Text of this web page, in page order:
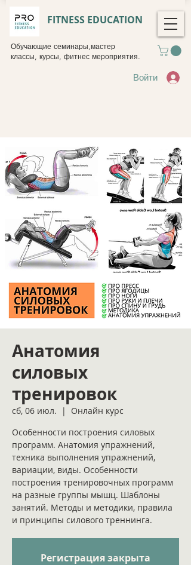
FITNESS EDUCATION
Обучающие семинары,мастер
классы, курсы, фитнес мероприятия.
Войти
Анатомия
силовых
тренировок
сб, 06 июл.
  |
Онлайн курс
Особенности построения силовых
программ. Анатомия упражнений,
техника выполнения упражнений,
вариации, виды. Особенности
построения тренировочных программ
на разные группы мышц. Шаблоны
занятий. Методы и методики, правила
и принципы силового треннинга.
Регистрация закрыта